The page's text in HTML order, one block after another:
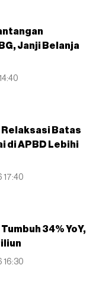
Janji Belanja
Relaksasi Batas
di APBD Lebihi
17:40
34% YoY,
16:30